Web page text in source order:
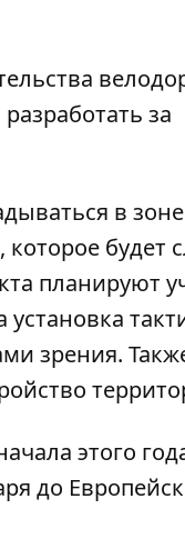
за
в зоне
будет
планируют
зрения.
этого
до